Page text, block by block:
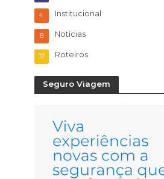
Institucional
4
Notícias
8
Roteiros
17
Seguro Viagem